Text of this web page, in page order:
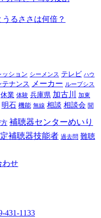
うるささは何倍？
ッション シーメンス テレビ ハウ
テナンス メーカー ループシス
休業 体験 兵庫県 加古川 加東
明石 機能 無線 相談 相談会 聞
補聴器センターめいり
補聴器技能者 過去問 難聴
431-1133